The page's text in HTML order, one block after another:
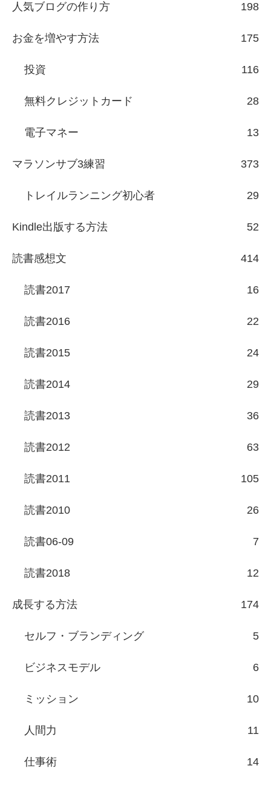
人気ブログの作り方 198
お金を増やす方法 175
投資 116
無料クレジットカード 28
電子マネー 13
マラソンサブ3練習 373
トレイルランニング初心者 29
Kindle出版する方法 52
読書感想文 414
読書2017 16
読書2016 22
読書2015 24
読書2014 29
読書2013 36
読書2012 63
読書2011 105
読書2010 26
読書06-09 7
読書2018 12
成長する方法 174
セルフ・ブランディング 5
ビジネスモデル 6
ミッション 10
人間力 11
仕事術 14